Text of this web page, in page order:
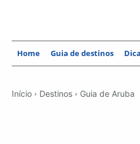
Home Guia de destinos
Início Destinos Guia de Aruba